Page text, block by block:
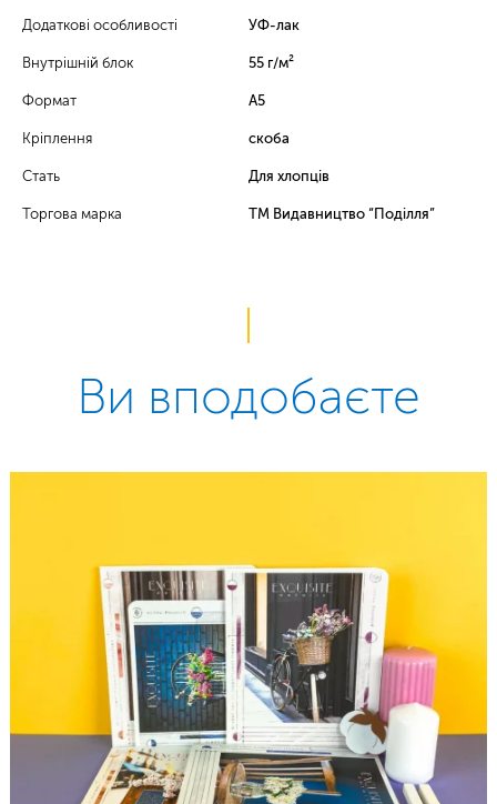
Додаткові особливості УФ-лак
Внутрішній блок 55 г/м²
Формат А5
Кріплення скоба
Стать Для хлопців
Торгова марка ТМ Видавництво “Поділля”
Ви вподобаєте